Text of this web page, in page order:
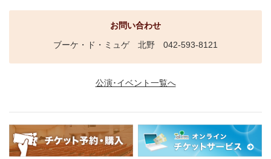
お問い合わせ
ブーケ・ド・ミュゲ 北野 042-593-8121
公演･イベント一覧へ